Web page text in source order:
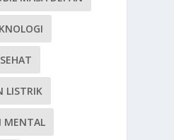
LISTRIK
MENTAL